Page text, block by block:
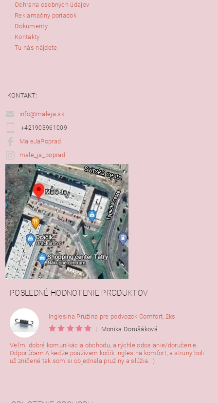
Ochrana osobných údajov
Reklamačný poriadok
Dokumenty
Kontakty
Tu nás nájdete
KONTAKT:
info@maleja.sk
+421903961009
MaleJaPoprad
male_ja_poprad
POSLEDNÉ HODNOTENIE PRODUKTOV
Inglesina Pružina pre podvozok Comfort, 2ks
|
Monika Dorušáková
Veľmi dobrá komunikácia obchodu, a rýchle odoslanie/doručenie.
Odporúčam A keďže používam kočík inglesina komfort, a struny boli
už zničené tak som si objednala pružiny a slúžia. :)